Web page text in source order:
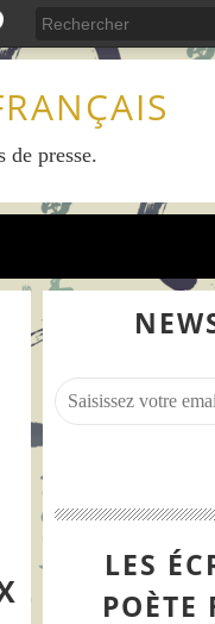
de presse.
LES
POÈTE